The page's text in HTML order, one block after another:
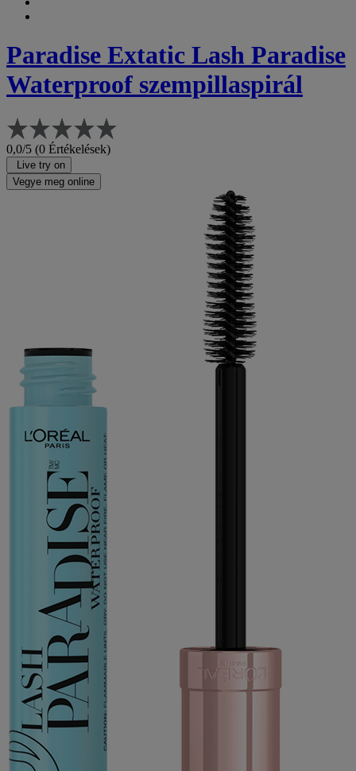
Paradise Extatic Lash Paradise
Waterproof szempillaspirál
0,0/5 (0 Értékelések)
Live try on
Vegye meg online